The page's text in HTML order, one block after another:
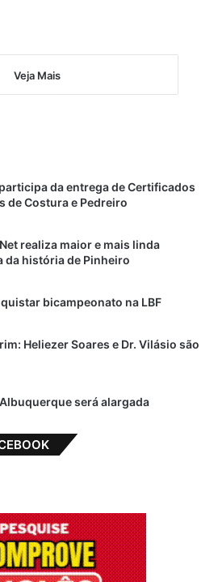
Veja Mais
da entrega de Certificados
de Costura e Pedreiro
realiza maior e mais linda
da história de Pinheiro
bicampeonato na LBF
Heliezer Soares e Dr. Vilásio são
será alargada